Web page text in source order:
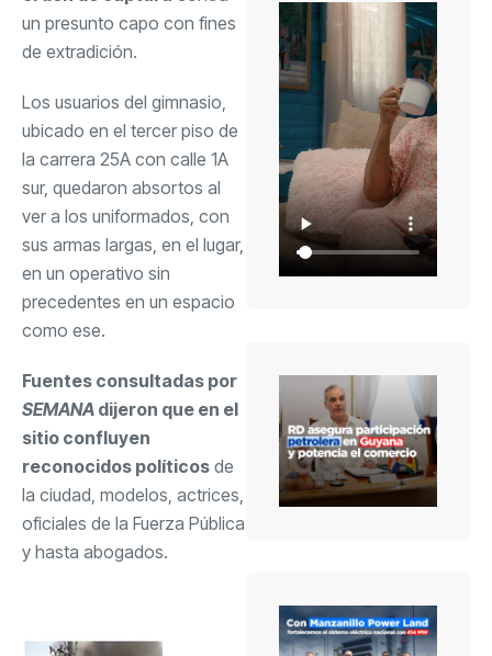
un presunto capo con fines
de extradición.
Los usuarios del gimnasio,
ubicado en el tercer piso de
la carrera 25A con calle 1A
sur, quedaron absortos al
ver a los uniformados, con
sus armas largas, en el lugar,
en un operativo sin
precedentes en un espacio
como ese.
Fuentes consultadas por
SEMANA dijeron que en el
sitio confluyen
reconocidos políticos de
la ciudad, modelos, actrices,
oficiales de la Fuerza Pública
y hasta abogados.